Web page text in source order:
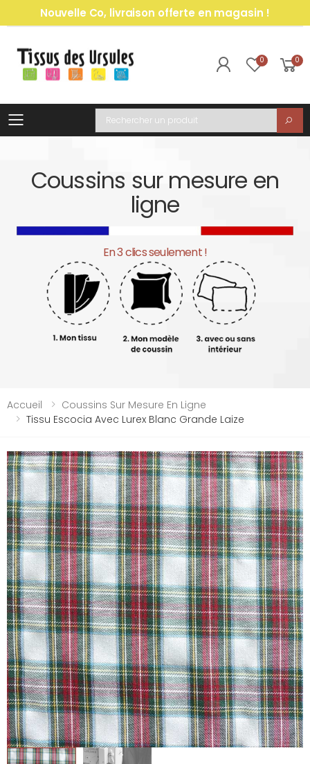
Nouvelle Co, livraison offerte en magasin !
0 0
Toggle mobile menu
Recherche
Coussins sur mesure en
ligne
En 3 clics seulement !
Accueil
Coussins Sur Mesure En Ligne
Tissu Escocia Avec Lurex Blanc Grande Laize